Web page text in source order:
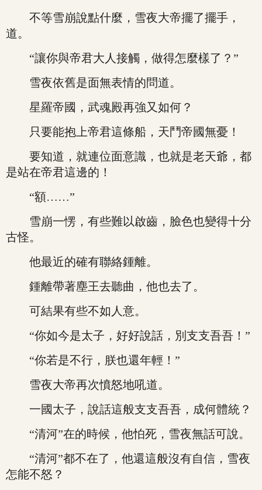
不等雪崩說點什麼，雪夜大帝擺了擺手，
道。
“讓你與帝君大人接觸，做得怎麼樣了？”
雪夜依舊是面無表情的問道。
星羅帝國，武魂殿再強又如何？
只要能抱上帝君這條船，天鬥帝國無憂！
要知道，就連位面意識，也就是老天爺，都
是站在帝君這邊的！
“額……”
雪崩一愣，有些難以啟齒，臉色也變得十分
古怪。
他最近的確有聯絡鍾離。
鍾離帶著塵王去聽曲，他也去了。
可結果有些不如人意。
“你如今是太子，好好說話，別支支吾吾！”
“你若是不行，朕也還年輕！”
雪夜大帝再次憤怒地吼道。
一國太子，說話這般支支吾吾，成何體統？
“清河”在的時候，他怕死，雪夜無話可說。
“清河”都不在了，他還這般沒有自信，雪夜
怎能不怒？